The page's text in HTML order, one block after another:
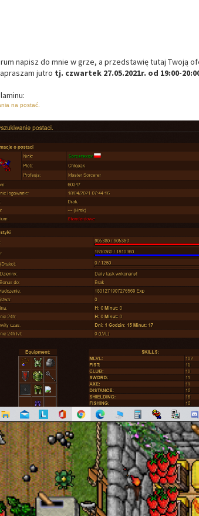
napisz do mnie w grze, a przedstawię tutaj Twoją
jutro tj. czwartek 27.05.2021r. od 19:00-
na postać.